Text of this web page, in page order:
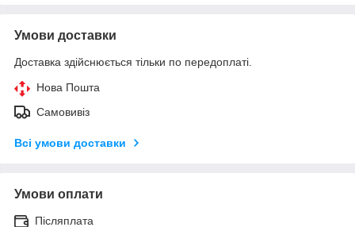
Умови доставки
Доставка здійснюється тільки по передоплаті.
Нова Пошта
Самовивіз
Всі умови доставки
Умови оплати
Післяплата